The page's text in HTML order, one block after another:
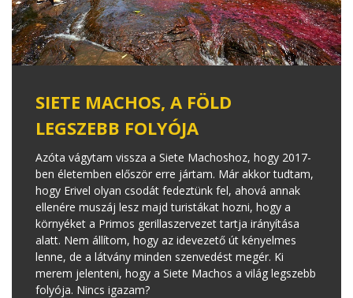
SIETE MACHOS, A FÖLD
LEGSZEBB FOLYÓJA
Azóta vágytam vissza a Siete Machoshoz, hogy 2017-
ben életemben először erre jártam. Már akkor tudtam,
hogy Erivel olyan csodát fedeztünk fel, ahová annak
ellenére muszáj lesz majd turistákat hozni, hogy a
környéket a Primos gerillaszervezet tartja irányítása
alatt. Nem állítom, hogy az idevezető út kényelmes
lenne, de a látvány minden szenvedést megér. Ki
merem jelenteni, hogy a Siete Machos a világ legszebb
folyója. Nincs igazam?